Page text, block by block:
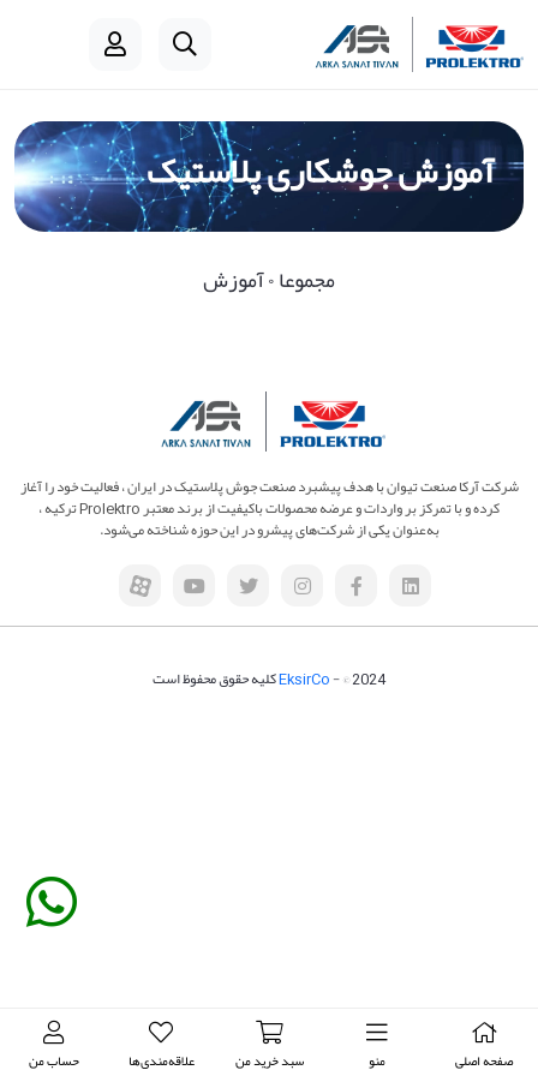
صفحه اصلی منو سبد خرید من علاقه‌مندی‌ها حساب من
آموزش جوشکاری پلاستیک
مجموعا ۰ آموزش
شرکت آرکا صنعت تیوان با هدف پیشبرد صنعت جوش پلاستیک در ایران ، فعالیت خود را آغاز
کرده و با تمرکز بر واردات و عرضه محصولات باکیفیت از برند معتبر Prolektro ترکیه ،
به‌عنوان یکی از شرکت‌های پیشرو در این حوزه شناخته می‌شود.
EksirCo- © 2024 کلیه حقوق محفوظ است